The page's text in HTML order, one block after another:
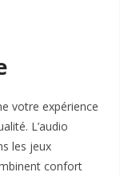
votre expérience
L’audio
les jeux
confort